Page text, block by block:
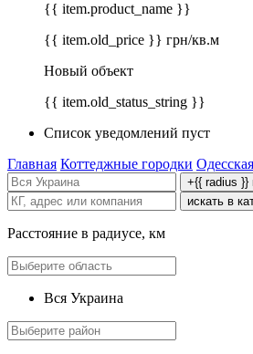
{{ item.product_name }}
{{ item.old_price }} грн/кв.м
Новый объект
{{ item.old_status_string }}
Список уведомлений пуст
Главная Коттеджные городки Одесская
+{{ radius }}
искать в
Расстояние в радиусе, км
Вся Украина